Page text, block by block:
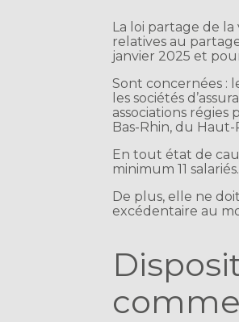
La loi partage de
relatives au
janvier 2025 et
Sont concernées :
les sociétés
associations
Bas-Rhin, du
En tout état de
minimum 11 salariés.
De plus, elle ne
excédentaire au